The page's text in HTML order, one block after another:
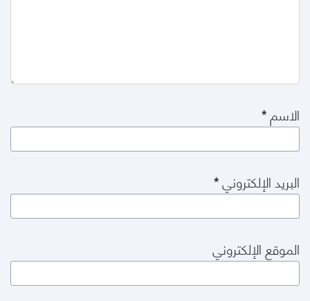
الاسم*
البريد الإلكتروني*
الموقع الإلكتروني